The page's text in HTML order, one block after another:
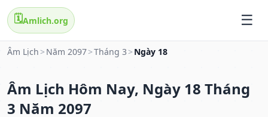
🗓️Amlich.org
Âm Lịch > Năm 2097>Tháng 3 > Ngày 18
Âm Lịch Hôm Nay, Ngày 18 Tháng
3 Năm 2097